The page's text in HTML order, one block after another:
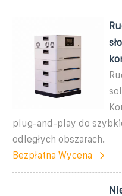
plug-and-play do
odległych obszarach.
Bezpłatna Wycena